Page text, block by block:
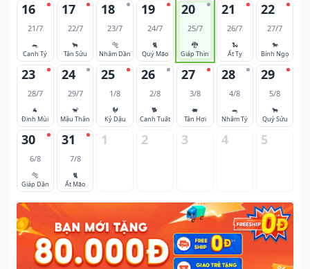
16
21/7
🐀
Canh Tý
17
22/7
🐂
Tân Sửu
18
23/7
🐅
Nhâm Dần
19
24/7
🐈
Quý Mão
20
25/7
🐉
Giáp Thìn
21
26/7
🐍
Ất Tỵ
22
27/7
🐎
Bính Ngọ
23
28/7
🐐
Đinh Mùi
24
29/7
🐒
Mậu Thân
25
1/8
🐓
Kỷ Dậu
26
2/8
🐕
Canh Tuất
27
3/8
🐖
Tân Hợi
28
4/8
🐀
Nhâm Tý
29
5/8
🐂
Quý Sửu
30
6/8
🐅
Giáp Dần
31
7/8
🐈
Ất Mão
1 2 3 4 5